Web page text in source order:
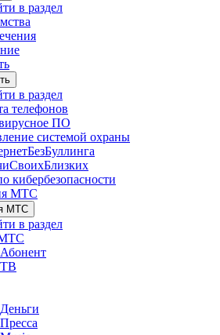
в раздел
в раздел
телефонов
ПО
системой охраны
кибербезопасности
МТС
МТС
в раздел